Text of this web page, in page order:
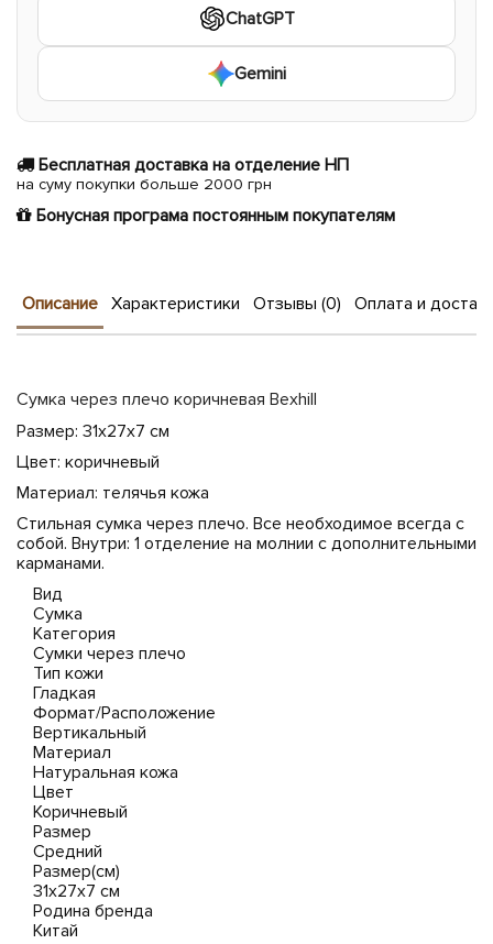
ChatGPT
Gemini
Бесплатная доставка на отделение НП
на суму покупки больше 2000 грн
Бонусная програма постоянным покупателям
Описание Характеристики Отзывы (0) Оплата и
Сумка через плечо коричневая Bexhill
Размер: 31х27х7 см
Цвет: коричневый
Материал: телячья кожа
Стильная сумка через плечо. Все необходимое всегда с
собой. Внутри: 1 отделение на молнии с дополнительными
карманами.
Вид
Сумка
Категория
Сумки через плечо
Тип кожи
Гладкая
Формат/Расположение
Вертикальный
Материал
Натуральная кожа
Цвет
Коричневый
Размер
Средний
Размер(см)
31х27х7 см
Родина бренда
Китай